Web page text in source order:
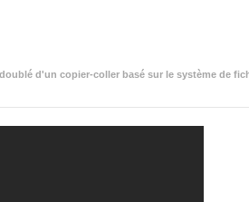
d'un copier-coller basé sur le système de